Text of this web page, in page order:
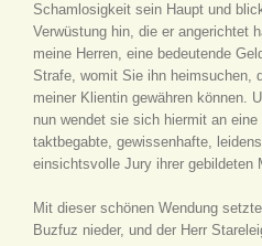
Schamlosigkeit sein Haupt und
Verwüstung hin, die er angerichtet
meine Herren, eine bedeutende
Strafe, womit Sie ihn heimsuchen,
meiner Klientin gewähren können.
nun wendet sie sich hiermit an
taktbegabte, gewissenhafte,
einsichtsvolle Jury ihrer gebildeten
Mit dieser schönen Wendung
Buzfuz nieder, und der Herr